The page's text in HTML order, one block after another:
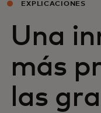
EXPLICACIONES
Una
más
las